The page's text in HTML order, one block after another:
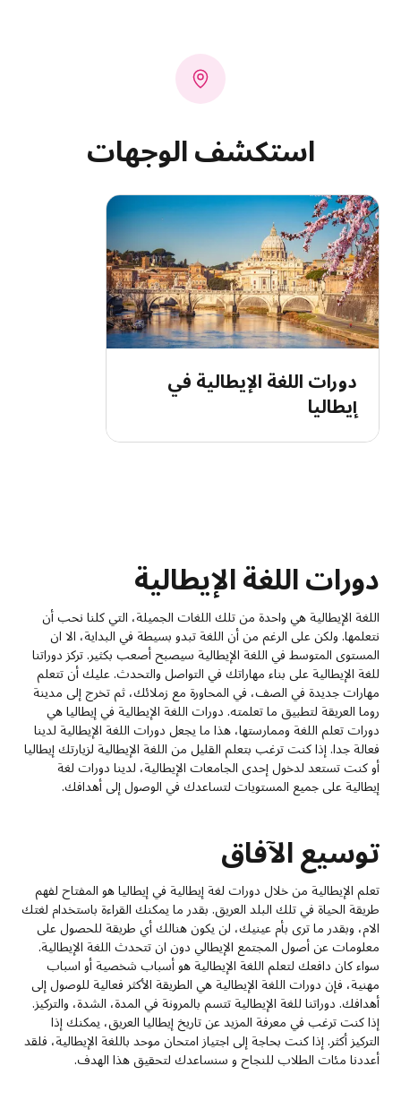
استكشف الوجهات
دورات اللغة الإيطالية في
إيطاليا
دورات اللغة الإيطالية
اللغة الإيطالية هي واحدة من تلك اللغات الجميلة، التي كلنا نحب أن
نتعلمها. ولكن على الرغم من أن اللغة تبدو بسيطة في البداية، الا ان
المستوى المتوسط في اللغة الإيطالية سيصبح أصعب بكثير. تركز دوراتنا
للغة الإيطالية على بناء مهاراتك في التواصل والتحدث. عليك أن تتعلم
مهارات جديدة في الصف، في المحاورة مع زملائك، ثم تخرج إلى مدينة
روما العريقة لتطبيق ما تعلمته. دورات اللغة الإيطالية في إيطاليا هي
دورات تعلم اللغة وممارستها، هذا ما يجعل دورات اللغة الإيطالية لدينا
فعالة جدا. إذا كنت ترغب بتعلم القليل من اللغة الإيطالية لزيارتك إيطاليا
أو كنت تستعد لدخول إحدى الجامعات الإيطالية، لدينا دورات لغة
إيطالية على جميع المستويات لتساعدك في الوصول إلى أهدافك.
توسيع الآفاق
تعلم الإيطالية من خلال دورات لغة إيطالية في إيطاليا هو المفتاح لفهم
طريقة الحياة في تلك البلد العريق. بقدر ما يمكنك القراءة باستخدام لغتك
الام، وبقدر ما ترى بأم عينيك، لن يكون هنالك أي طريقة للحصول على
معلومات عن أصول المجتمع الإيطالي دون ان تتحدث اللغة الإيطالية.
سواء كان دافعك لتعلم اللغة الإيطالية هو أسباب شخصية أو اسباب
مهنية، فإن دورات اللغة الإيطالية هي الطريقة الأكثر فعالية للوصول إلى
أهدافك. دوراتنا للغة الإيطالية تتسم بالمرونة في المدة، الشدة، والتركيز.
إذا كنت ترغب في معرفة المزيد عن تاريخ إيطاليا العريق، يمكنك إذا
التركيز أكثر. إذا كنت بحاجة إلى اجتياز امتحان موحد باللغة الإيطالية، فلقد
أعددنا مئات الطلاب للنجاح و سنساعدك لتحقيق هذا الهدف.